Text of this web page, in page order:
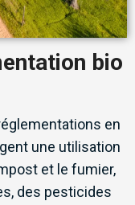
bio
en
une utilisation
et le fumier,
des pesticides